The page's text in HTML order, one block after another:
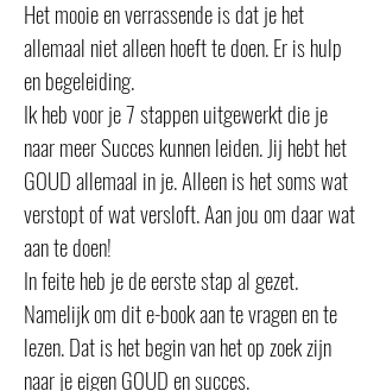
Het mooie en verrassende is dat je het
allemaal niet alleen hoeft te doen. Er is hulp
en begeleiding.
Ik heb voor je 7 stappen uitgewerkt die je
naar meer Succes kunnen leiden. Jij hebt het
GOUD allemaal in je. Alleen is het soms wat
verstopt of wat versloft. Aan jou om daar wat
aan te doen!
In feite heb je de eerste stap al gezet.
Namelijk om dit e-book aan te vragen en te
lezen. Dat is het begin van het op zoek zijn
naar je eigen GOUD en succes.